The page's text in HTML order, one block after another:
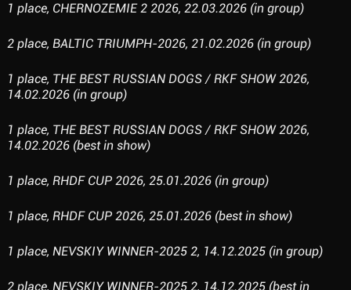
1 place, CHERNOZEMIE 2 2026, 22.03.2026 (in group)
2 place, BALTIC TRIUMPH-2026, 21.02.2026 (in group)
1 place, THE BEST RUSSIAN DOGS / RKF SHOW 2026,
14.02.2026 (in group)
1 place, THE BEST RUSSIAN DOGS / RKF SHOW 2026,
14.02.2026 (best in show)
1 place, RHDF CUP 2026, 25.01.2026 (in group)
1 place, RHDF CUP 2026, 25.01.2026 (best in show)
1 place, NEVSKIY WINNER-2025 2, 14.12.2025 (in group)
2 place, NEVSKIY WINNER-2025 2, 14.12.2025 (best in